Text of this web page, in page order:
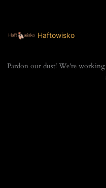
Haftowisko
Pardon our dust! We're